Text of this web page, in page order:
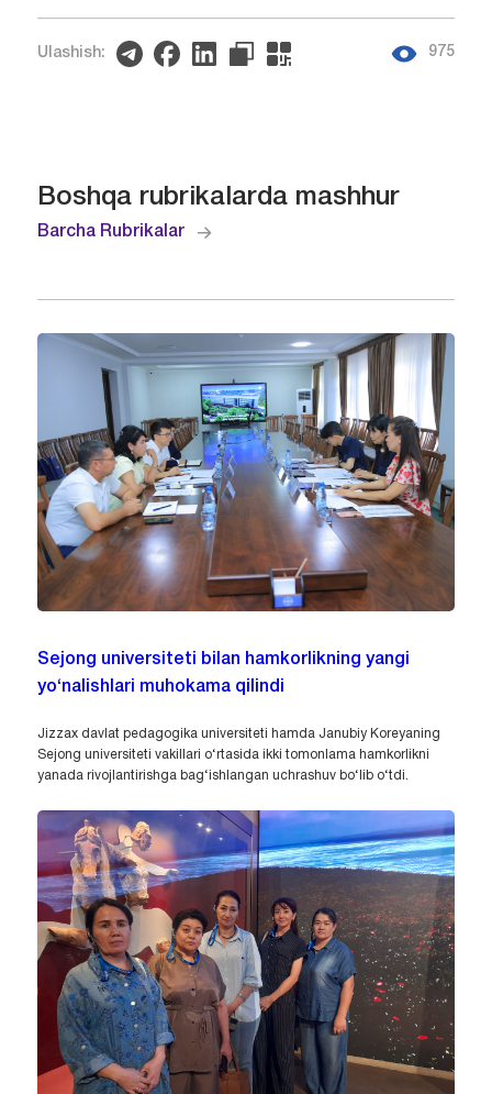
Ulashish: 975
Boshqa rubrikalarda mashhur
Barcha Rubrikalar
Sejong universiteti bilan hamkorlikning yangi
yo‘nalishlari muhokama qilindi
Jizzax davlat pedagogika universiteti hamda Janubiy Koreyaning
Sejong universiteti vakillari o‘rtasida ikki tomonlama hamkorlikni
yanada rivojlantirishga bag‘ishlangan uchrashuv bo‘lib o‘tdi.